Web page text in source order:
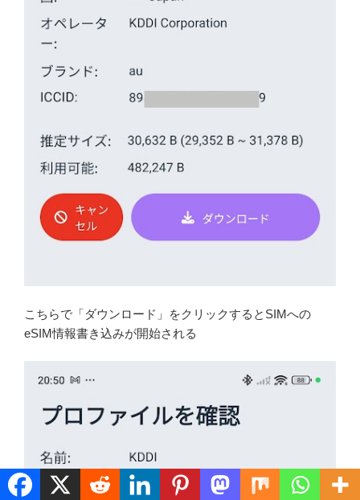
こちらで「ダウンロード」をクリックするとSIMへの
eSIM情報書き込みが開始される